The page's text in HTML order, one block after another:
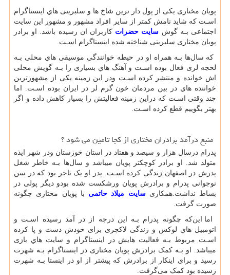
پویان مختاری یکی از پول دار ترین شاخ ها و سلبریتی هاي‌ اینستاگرام
اسـت که شاید نامش کمتر از سایر افراد مشهور و مشهور این سایت
اجتماعی بـه گوش سایت حضرات کاربران ان رسیده باشد. او برادر
پویان مختاری سلبریتی شناخته شده اینستاگرام اسـت
که سال‌ها بـه همراه او در حیطه خوانندگی موسیقی هاي‌ محلی بـه
لحجه لری فعال بوده اسـت و آهنگ هاي‌ بسیاری را بـه گویش محلی
اش خوانده و منتشر کرده اسـت ودر این زمینه یکی از مشهورترین
خواننده هاي‌ در بین مردمان خون گرم لر در ایران بوده اسـت. اما
چند وقتی اسـت که دراین زمینه فعالیتش را بسیار کاهش داده و اگر
بهتر بگوییم قطع کرده اسـت
منبع درآمد برادران مختاری از کجا تامین می شود ؟
پدرام درسال هزار و سیصد و هفتاد در استان خوزستان ودر شهر ایذه
متولد شد. او برادر کوچکتر پویان میباشد و سال‌ها بـه خاطر شغل
پدرش در اصفهان زندگی کرده اسـت. پدر او یک تاجر بود که در سن
نوجوانی پدرام و برادرش پویان ورشکست شده بودو دیگر پولی در
بساط نداشت.همکاریسایت میلاد حاتمی با پویان مختاری چگونه
صورت گرفت
اما این‌که چگونه پدرام بـه این درجه از در آمد رسیده اسـت و
اتومبیل هاي‌ لوکس و زندگی لاکچری برای خودش دست و پا کرده
اسـت مربوط بـه فعالیت هایش در اینستاگرام و سایت هاي‌ بازی
میباشد. او بـه کمک برادرش پویان مختاری در اینستاگرام بـه شهرت
رسید و برای اینکار از برادرش که پیشتر از او در اینستا بـه شهرت
رسیده بود کمک می‌گرفت